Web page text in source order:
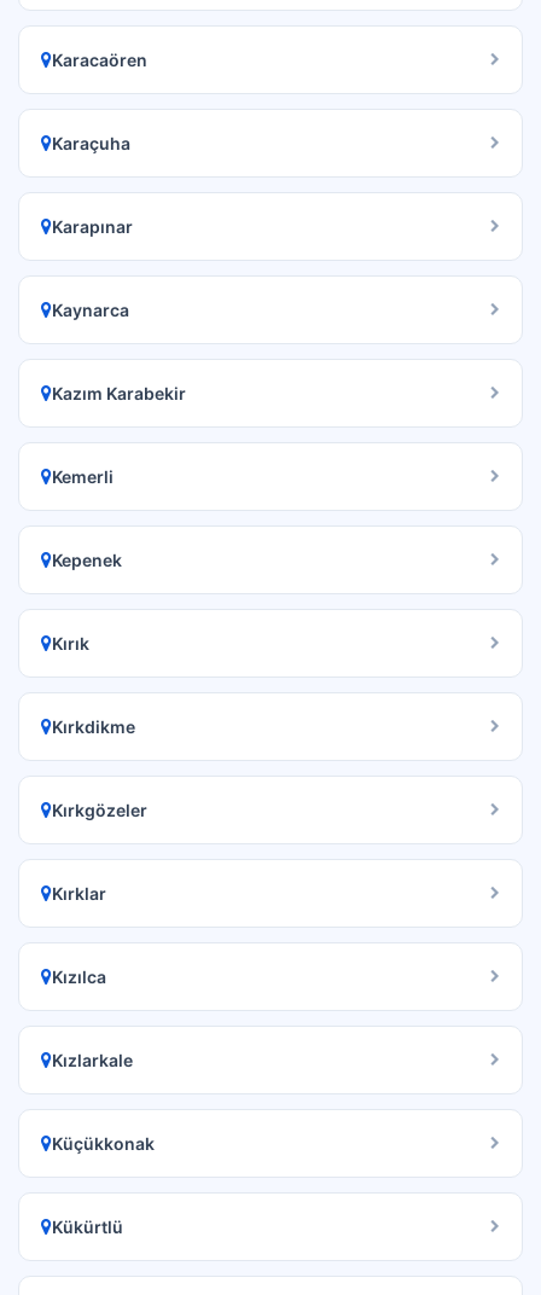
Karacaören
Karaçuha
Karapınar
Kaynarca
Kazım Karabekir
Kemerli
Kepenek
Kırık
Kırkdikme
Kırkgözeler
Kırklar
Kızılca
Kızlarkale
Küçükkonak
Kükürtlü